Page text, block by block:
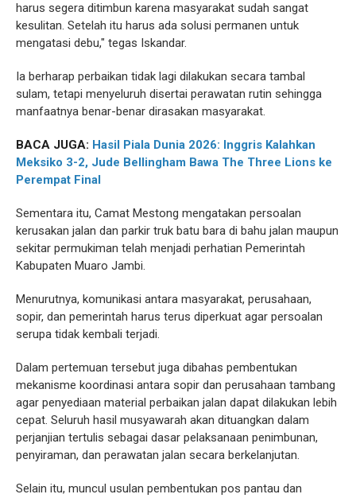
harus segera ditimbun karena masyarakat sudah sangat
kesulitan. Setelah itu harus ada solusi permanen untuk
mengatasi debu," tegas Iskandar.
Ia berharap perbaikan tidak lagi dilakukan secara tambal
sulam, tetapi menyeluruh disertai perawatan rutin sehingga
manfaatnya benar-benar dirasakan masyarakat.
BACA JUGA: Hasil Piala Dunia 2026: Inggris Kalahkan
Meksiko 3-2, Jude Bellingham Bawa The Three Lions ke
Perempat Final
Sementara itu, Camat Mestong mengatakan persoalan
kerusakan jalan dan parkir truk batu bara di bahu jalan maupun
sekitar permukiman telah menjadi perhatian Pemerintah
Kabupaten Muaro Jambi.
Menurutnya, komunikasi antara masyarakat, perusahaan,
sopir, dan pemerintah harus terus diperkuat agar persoalan
serupa tidak kembali terjadi.
Dalam pertemuan tersebut juga dibahas pembentukan
mekanisme koordinasi antara sopir dan perusahaan tambang
agar penyediaan material perbaikan jalan dapat dilakukan lebih
cepat. Seluruh hasil musyawarah akan dituangkan dalam
perjanjian tertulis sebagai dasar pelaksanaan penimbunan,
penyiraman, dan perawatan jalan secara berkelanjutan.
Selain itu, muncul usulan pembentukan pos pantau dan